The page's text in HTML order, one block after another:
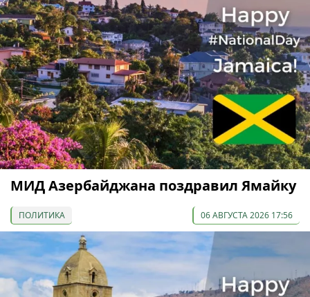
МИД Азербайджана поздравил Ямайку
ПОЛИТИКА 06 АВГУСТА 2026 17:56